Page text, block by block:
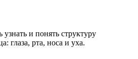
и понять структуру
глаза, рта, носа и уха.